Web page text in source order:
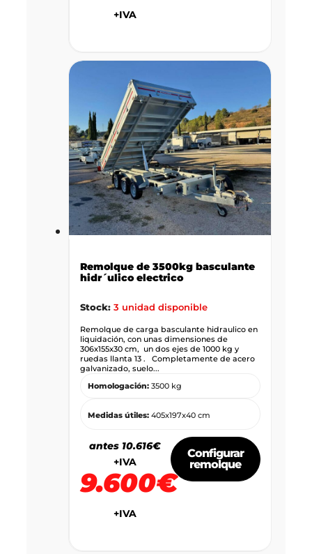
+IVA
Remolque de 3500kg basculante
hidr´ulico electrico
Stock: 3 unidad disponible
Remolque de carga basculante hidraulico en
liquidación, con unas dimensiones de
306x155x30 cm, un dos ejes de 1000 kg y
ruedas llanta 13 . Completamente de acero
galvanizado, suelo...
Homologación: 3500 kg
Medidas útiles: 405x197x40 cm
Configurar
remolque
antes 10.616€
+IVA
9.600€
+IVA